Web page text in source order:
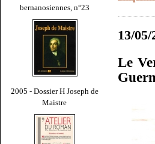
bernanosiennes, n°23
2005 - Dossier H Joseph de
Maistre
13/05/
Le